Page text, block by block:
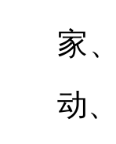
家
动